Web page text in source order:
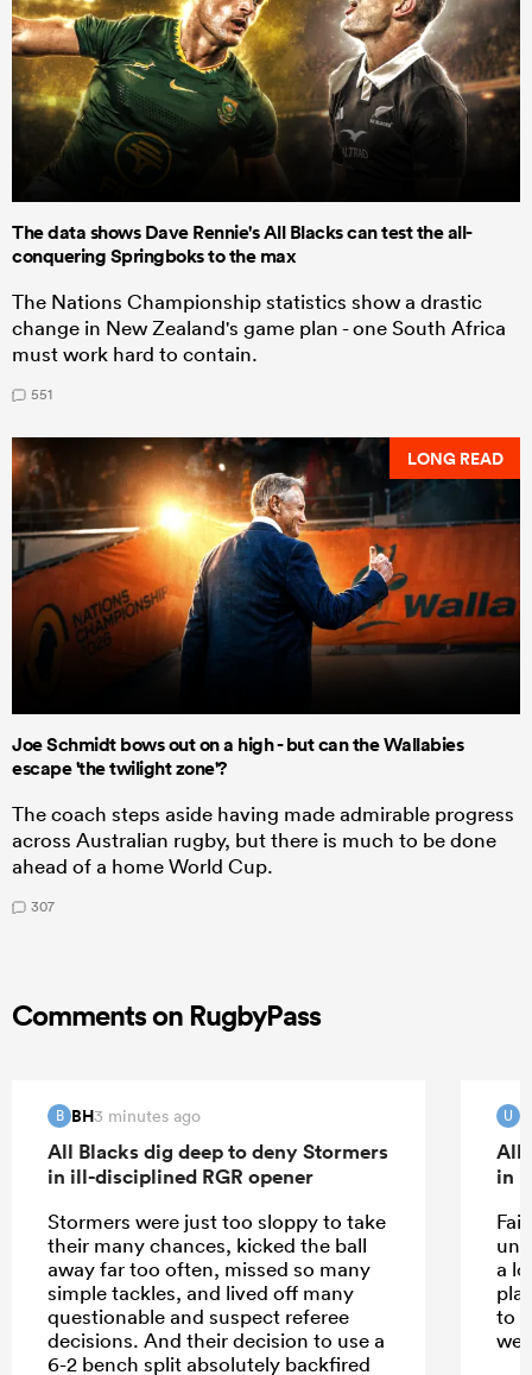
The data shows Dave Rennie's All Blacks can test the all-
conquering Springboks to the max
The Nations Championship statistics show a drastic
change in New Zealand's game plan - one South Africa
must work hard to contain.
551
LONG READ
Joe Schmidt bows out on a high - but can the Wallabies
escape 'the twilight zone'?
The coach steps aside having made admirable progress
across Australian rugby, but there is much to be done
ahead of a home World Cup.
307
Comments on RugbyPass
B BH3 minutes ago
All Blacks dig deep to deny Stormers
in ill-disciplined RGR opener
Stormers were just too sloppy to take
their many chances, kicked the ball
away far too often, missed so many
simple tackles, and lived off many
questionable and suspect referee
decisions. And their decision to use a
6-2 bench split absolutely backfired
U
All
in
a
to